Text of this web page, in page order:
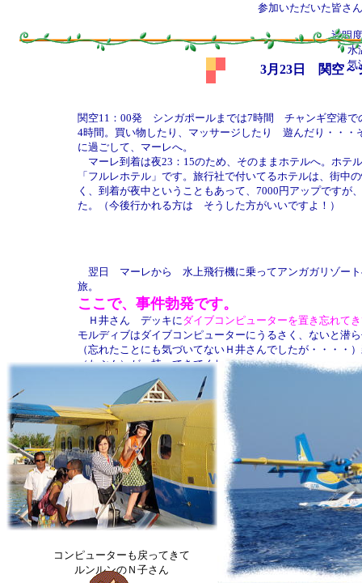
関空11：00発 シンガポールまでは7時間 チャンギ空港で
4時間。買い物したり、マッサージしたり 遊んだり・・・
に過ごして、マーレへ。
マーレ到着は夜23：15のため、そのままホテルへ。ホテ
「フルレホテル」です。旅行社で付いてるホテルは、街中
く、到着が夜中ということもあって、7000円アップですが
た。（今後行かれる方は そうした方がいいですよ！）
翌日 マーレから 水上飛行機に乗ってアンガガリゾート
旅。
ここで、事件勃発です。
Ｈ井さん デッキにダイブコンピューターを置き忘れて
モルディブはダイブコンピューターにうるさく、ないと潜
（忘れたことにも気づいてないＨ井さんでしたが・・・・
（たぶん）が、持ってきてくれました。ほっ！よかったよ
で、無事乗り込んで、アンガガ到着です。
コンピューターも戻ってきて
ルンルンのＮ子さん
参加いただいた皆さ
透明
3月23日 関空～